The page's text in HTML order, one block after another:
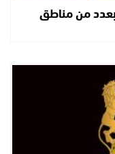
بعدد من مناطق